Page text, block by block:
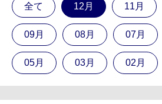
全て 12月 11月
09月 08月 07月
05月 03月 02月